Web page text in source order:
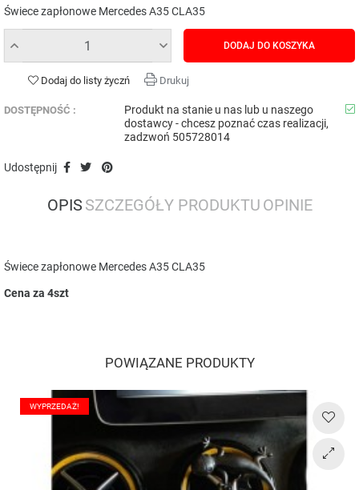
Świece zapłonowe Mercedes A35 CLA35
DODAJ DO KOSZYKA
Dodaj do listy życzń Drukuj
DOSTĘPNOŚĆ :
Produkt na stanie u nas lub u naszego
dostawcy - chcesz poznać czas realizacji,
zadzwoń 505728014
Udostępnij
OPIS SZCZEGÓŁY PRODUKTU OPINIE
Świece zapłonowe Mercedes A35 CLA35
Cena za 4szt
POWIĄZANE PRODUKTY
WYPRZEDAŻ!